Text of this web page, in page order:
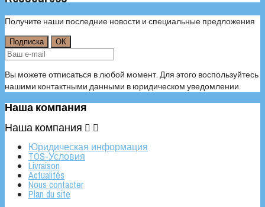
Получите наши последние новости и специальные предложения
Вы можете отписаться в любой момент. Для этого воспользуйтесь
нашими контактными данными в юридическом уведомлении.
Наша компания
Наша компания  
Юридическая информация
TOS-Условия
Livraison
Actualités
Nous contacter
Plan du site